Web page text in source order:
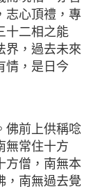
志心頂禮，專
十二相之能
界，過去未來
情，是日今
佛前上供稱唸
無常住十方
方僧，南無本
，南無過去覺